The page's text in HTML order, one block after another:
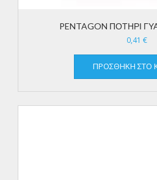
PENTAGON ΠΟΤΗΡΙ
0,41 €
ΠΡΟΣΘΉΚΗ ΣΤΟ